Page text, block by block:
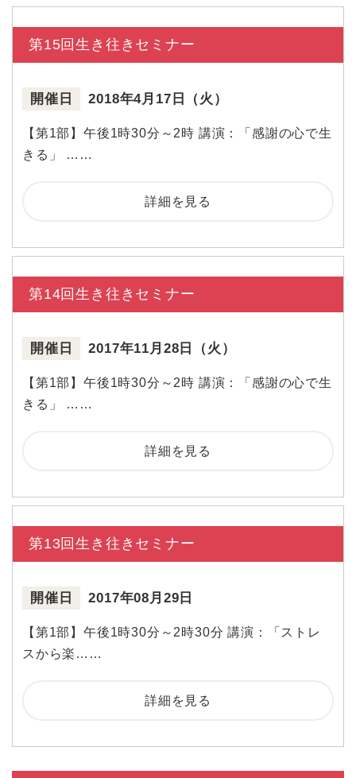
第15回生き往きセミナー
開催日 2018年4月17日（火）
【第1部】午後1時30分～2時 講演：「感謝の心で生
きる」 ……
詳細を見る
第14回生き往きセミナー
開催日 2017年11月28日（火）
【第1部】午後1時30分～2時 講演：「感謝の心で生
きる」 ……
詳細を見る
第13回生き往きセミナー
開催日 2017年08月29日
【第1部】午後1時30分～2時30分 講演：「ストレ
スから楽……
詳細を見る